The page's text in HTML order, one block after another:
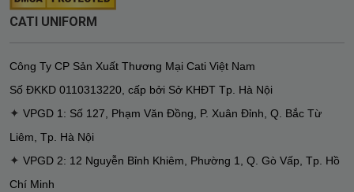
CATI UNIFORM
Công Ty CP Sản Xuất Thương Mại Cati Việt Nam
Số ĐKKD 0110313220 cấp bởi Sở KHĐT Tp. Hà Nội
✦ VPGD 1: Số 127, Phạm Văn Đồng, P. Xuân Đỉnh, Q. Bắc Từ
Liêm, Tp. Hà Nội
✦ VPGD 2: 12 Nguyễn Bỉnh Khiêm, Phường 1, Q. Gò Vấp, Tp. Hồ
Chí Minh